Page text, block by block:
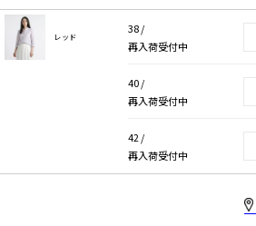
レッド
38 /
再入荷受付中
40 /
再入荷受付中
42 /
再入荷受付中